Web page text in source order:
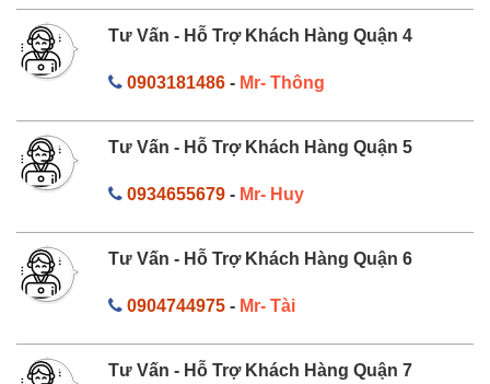
Tư Vấn - Hỗ Trợ Khách Hàng Quận 4
0903181486- Mr- Thông
Tư Vấn - Hỗ Trợ Khách Hàng Quận 5
0934655679- Mr- Huy
Tư Vấn - Hỗ Trợ Khách Hàng Quận 6
0904744975- Mr- Tài
Tư Vấn - Hỗ Trợ Khách Hàng Quận 7